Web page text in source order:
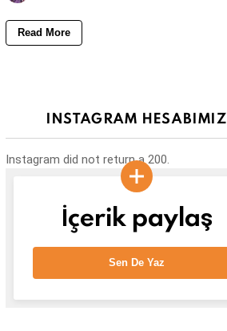
Read More
INSTAGRAM HESABIMIZ
Instagram did not return a 200.
İçerik paylaş
Sen De Yaz